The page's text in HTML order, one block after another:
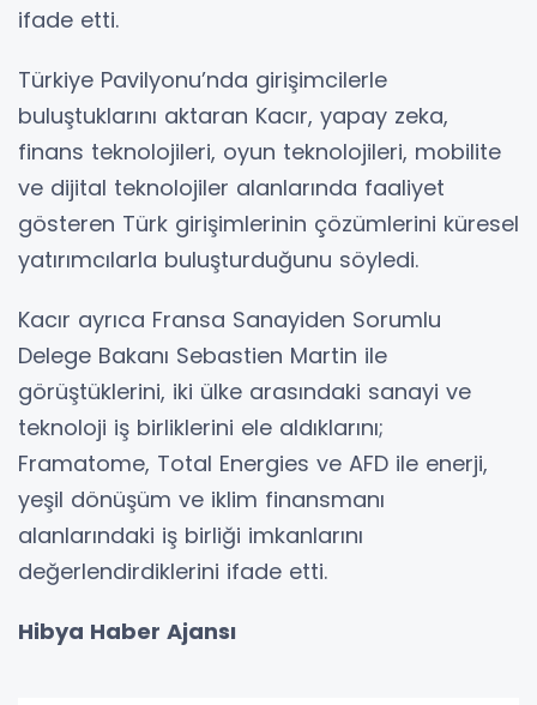
ifade etti.
Türkiye Pavilyonu’nda girişimcilerle
buluştuklarını aktaran Kacır, yapay zeka,
finans teknolojileri, oyun teknolojileri, mobilite
ve dijital teknolojiler alanlarında faaliyet
gösteren Türk girişimlerinin çözümlerini küresel
yatırımcılarla buluşturduğunu söyledi.
Kacır ayrıca Fransa Sanayiden Sorumlu
Delege Bakanı Sebastien Martin ile
görüştüklerini, iki ülke arasındaki sanayi ve
teknoloji iş birliklerini ele aldıklarını;
Framatome, Total Energies ve AFD ile enerji,
yeşil dönüşüm ve iklim finansmanı
alanlarındaki iş birliği imkanlarını
değerlendirdiklerini ifade etti.
Hibya Haber Ajansı